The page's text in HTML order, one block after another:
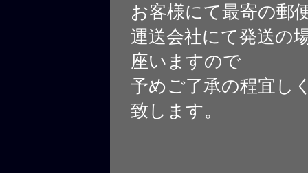
お客様にて最寄の郵
運送会社にて発送の
座いますので
予めご了承の程宜し
致します。